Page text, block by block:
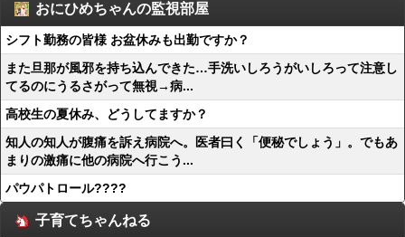
おにひめちゃんの監視部屋
シフト勤務の皆様 お盆休みも出勤ですか？
また旦那が風邪を持ち込んできた…手洗いしろうがいしろって注意し
てるのにうるさがって無視→病...
高校生の夏休み、どうしてますか？
知人の知人が腹痛を訴え病院へ。医者曰く「便秘でしょう」。でもあ
まりの激痛に他の病院へ行こう...
パウパトロール????
子育てちゃんねる